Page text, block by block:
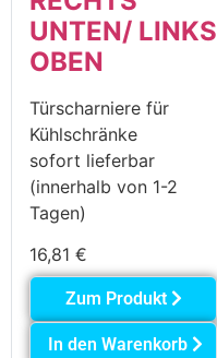
UNTEN/ LINKS
OBEN
Türscharniere für
Kühlschränke
sofort lieferbar
(innerhalb von 1-2
Tagen)
16,81 €
Zum Produkt
In den Warenkorb